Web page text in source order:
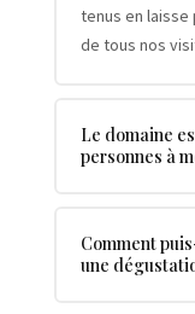
tenus en
de tous nos
Le domaine
personnes à
Comment
une